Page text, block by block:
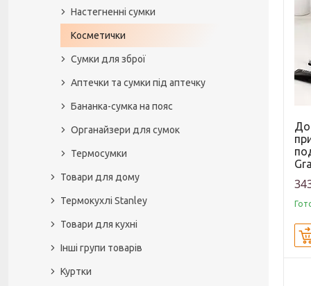
Настегненні сумки
Косметички
Сумки для зброї
Аптечки та сумки під аптечку
Бананка-сумка на пояс
Органайзери для сумок
Термосумки
Товари для дому
Термокухлі Stanley
Товари для кухні
Інші групи товарів
Куртки